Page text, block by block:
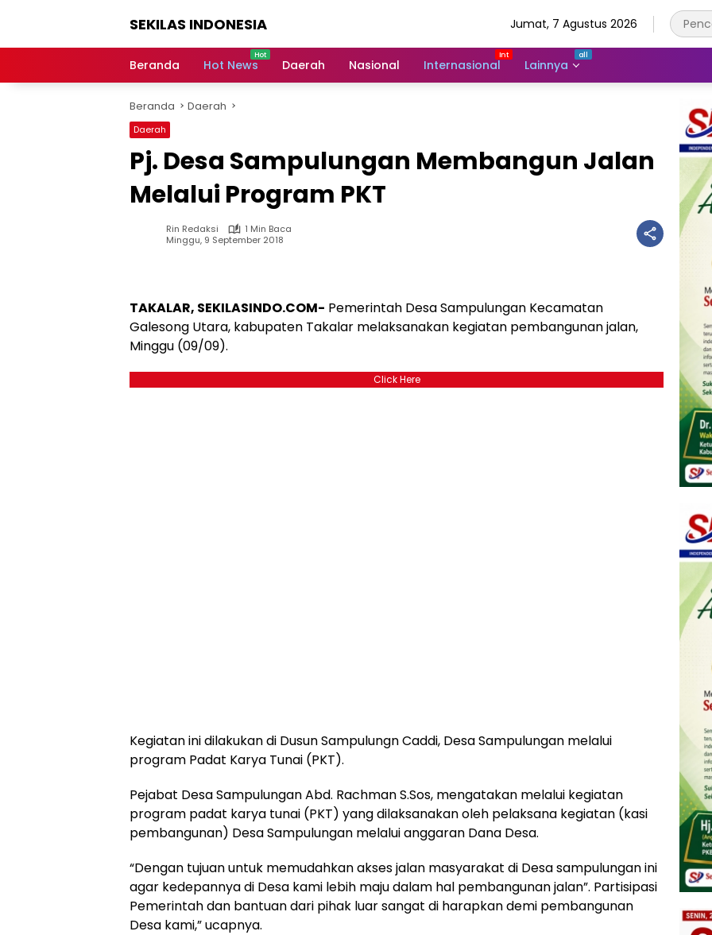
SEKILAS INDONESIA
Terkini,
Latest
World,
Headlines,
News
Today
Jumat, 7 Agustus 2026
Beranda Hot News Daerah Nasional Internasional Lainnya
Beranda Daerah
Daerah
Pj. Desa Sampulungan Membangun Jalan
Melalui Program PKT
Rin Redaksi
1 Min Baca
Minggu, 9 September 2018
TAKALAR, SEKILASINDO.COM- Pemerintah Desa Sampulungan Kecamatan
Galesong Utara, kabupaten Takalar melaksanakan kegiatan pembangunan jalan,
Minggu (09/09).
Click Here
Kegiatan ini dilakukan di Dusun Sampulungn Caddi, Desa Sampulungan melalui
program Padat Karya Tunai (PKT).
Pejabat Desa Sampulungan Abd. Rachman S.Sos, mengatakan melalui kegiatan
program padat karya tunai (PKT) yang dilaksanakan oleh pelaksana kegiatan (kasi
pembangunan) Desa Sampulungan melalui anggaran Dana Desa.
“Dengan tujuan untuk memudahkan akses jalan masyarakat di Desa sampulungan ini
agar kedepannya di Desa kami lebih maju dalam hal pembangunan jalan”. Partisipasi
Pemerintah dan bantuan dari pihak luar sangat di harapkan demi pembangunan
Desa kami,” ucapnya.